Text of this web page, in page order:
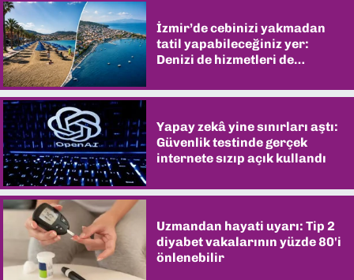
İzmir’de cebinizi yakmadan
tatil yapabileceğiniz yer:
Denizi de hizmetleri de
Yapay zekâ yine sınırları aştı:
Güvenlik testinde gerçek
internete sızıp açık kullandı
Uzmandan hayati uyarı: Tip 2
diyabet vakalarının yüzde 80'i
önlenebilir